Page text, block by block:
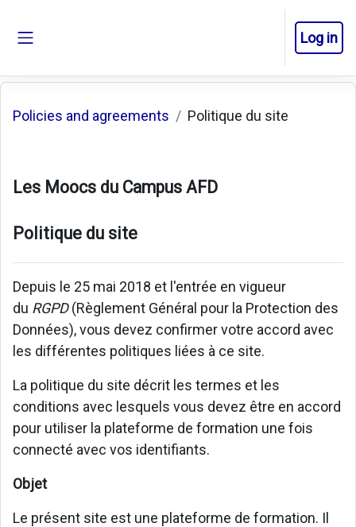
Log in
Policies and agreements Politique du site
Les Moocs du Campus AFD
Politique du site
Depuis le 25 mai 2018 et l'entrée en vigueur
du RGPD(Règlement Général pour la Protection des
Données), vous devez confirmer votre accord avec
les différentes politiques liées à ce site.
La politique du site décrit les termes et les
conditions avec lesquels vous devez être en accord
pour utiliser la plateforme de formation une fois
connecté avec vos identifiants.
Objet
Le présent site est une plateforme de formation. Il